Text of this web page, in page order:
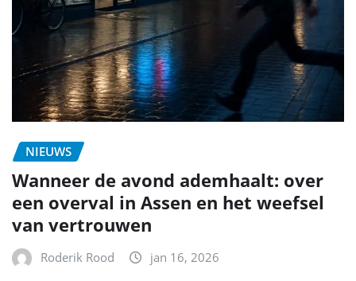
NIEUWS
Wanneer de avond ademhaalt: over
een overval in Assen en het weefsel
van vertrouwen
Roderik Rood jan 16, 2026